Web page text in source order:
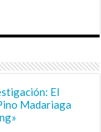
El
Madariaga